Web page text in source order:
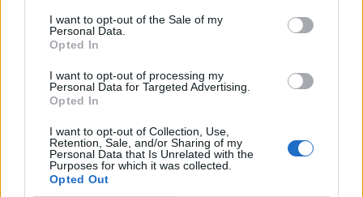
I want to opt-out of the Sale of my
Personal Data.
Opted In
I want to opt-out of processing my
Personal Data for Targeted Advertising.
Opted In
I want to opt-out of Collection, Use,
Retention, Sale, and/or Sharing of my
Personal Data that Is Unrelated with the
Purposes for which it was collected.
Opted Out
NOVINKY